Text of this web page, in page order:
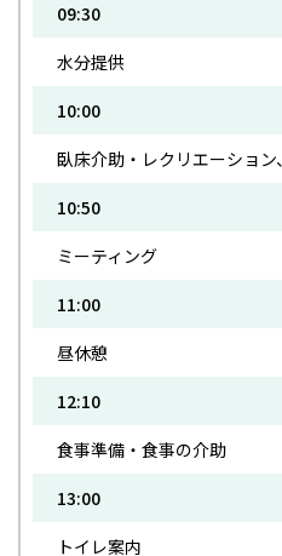
09:30
水分提供
10:00
臥床介助・レクリエーショ
10:50
ミーティング
11:00
昼休憩
12:10
食事準備・食事の介助
13:00
トイレ案内